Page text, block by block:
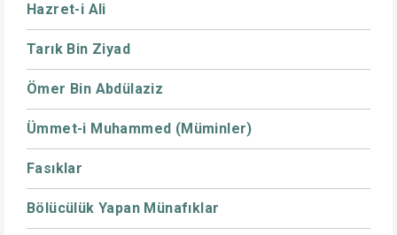
Hazret-i Ali
Tarık Bin Ziyad
Ömer Bin Abdülaziz
Ümmet-i Muhammed (Müminler)
Fasıklar
Bölücülük Yapan Münafıklar